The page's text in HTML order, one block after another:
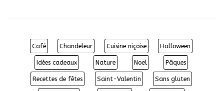
Café Chandeleur Cuisine niçoise Halloween
Idées cadeaux Nature Noël Pâques
Recettes de fêtes Saint-Valentin Sans gluten